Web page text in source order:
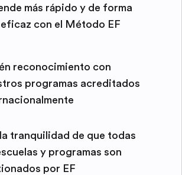
más rápido y de forma
eficaz con el Método EF
reconocimiento con
programas acreditados
tranquilidad de que todas
y programas son
por EF